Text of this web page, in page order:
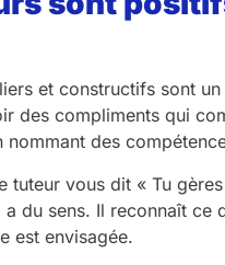
et constructifs sont
des compliments qui
des
tuteur vous dit « Tu
a du sens. Il reconnaît
est envisagée.